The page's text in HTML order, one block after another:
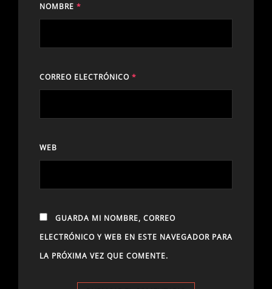
NOMBRE *
CORREO ELECTRÓNICO *
WEB
GUARDA MI NOMBRE, CORREO
ELECTRÓNICO Y WEB EN ESTE NAVEGADOR PARA
LA PRÓXIMA VEZ QUE COMENTE.